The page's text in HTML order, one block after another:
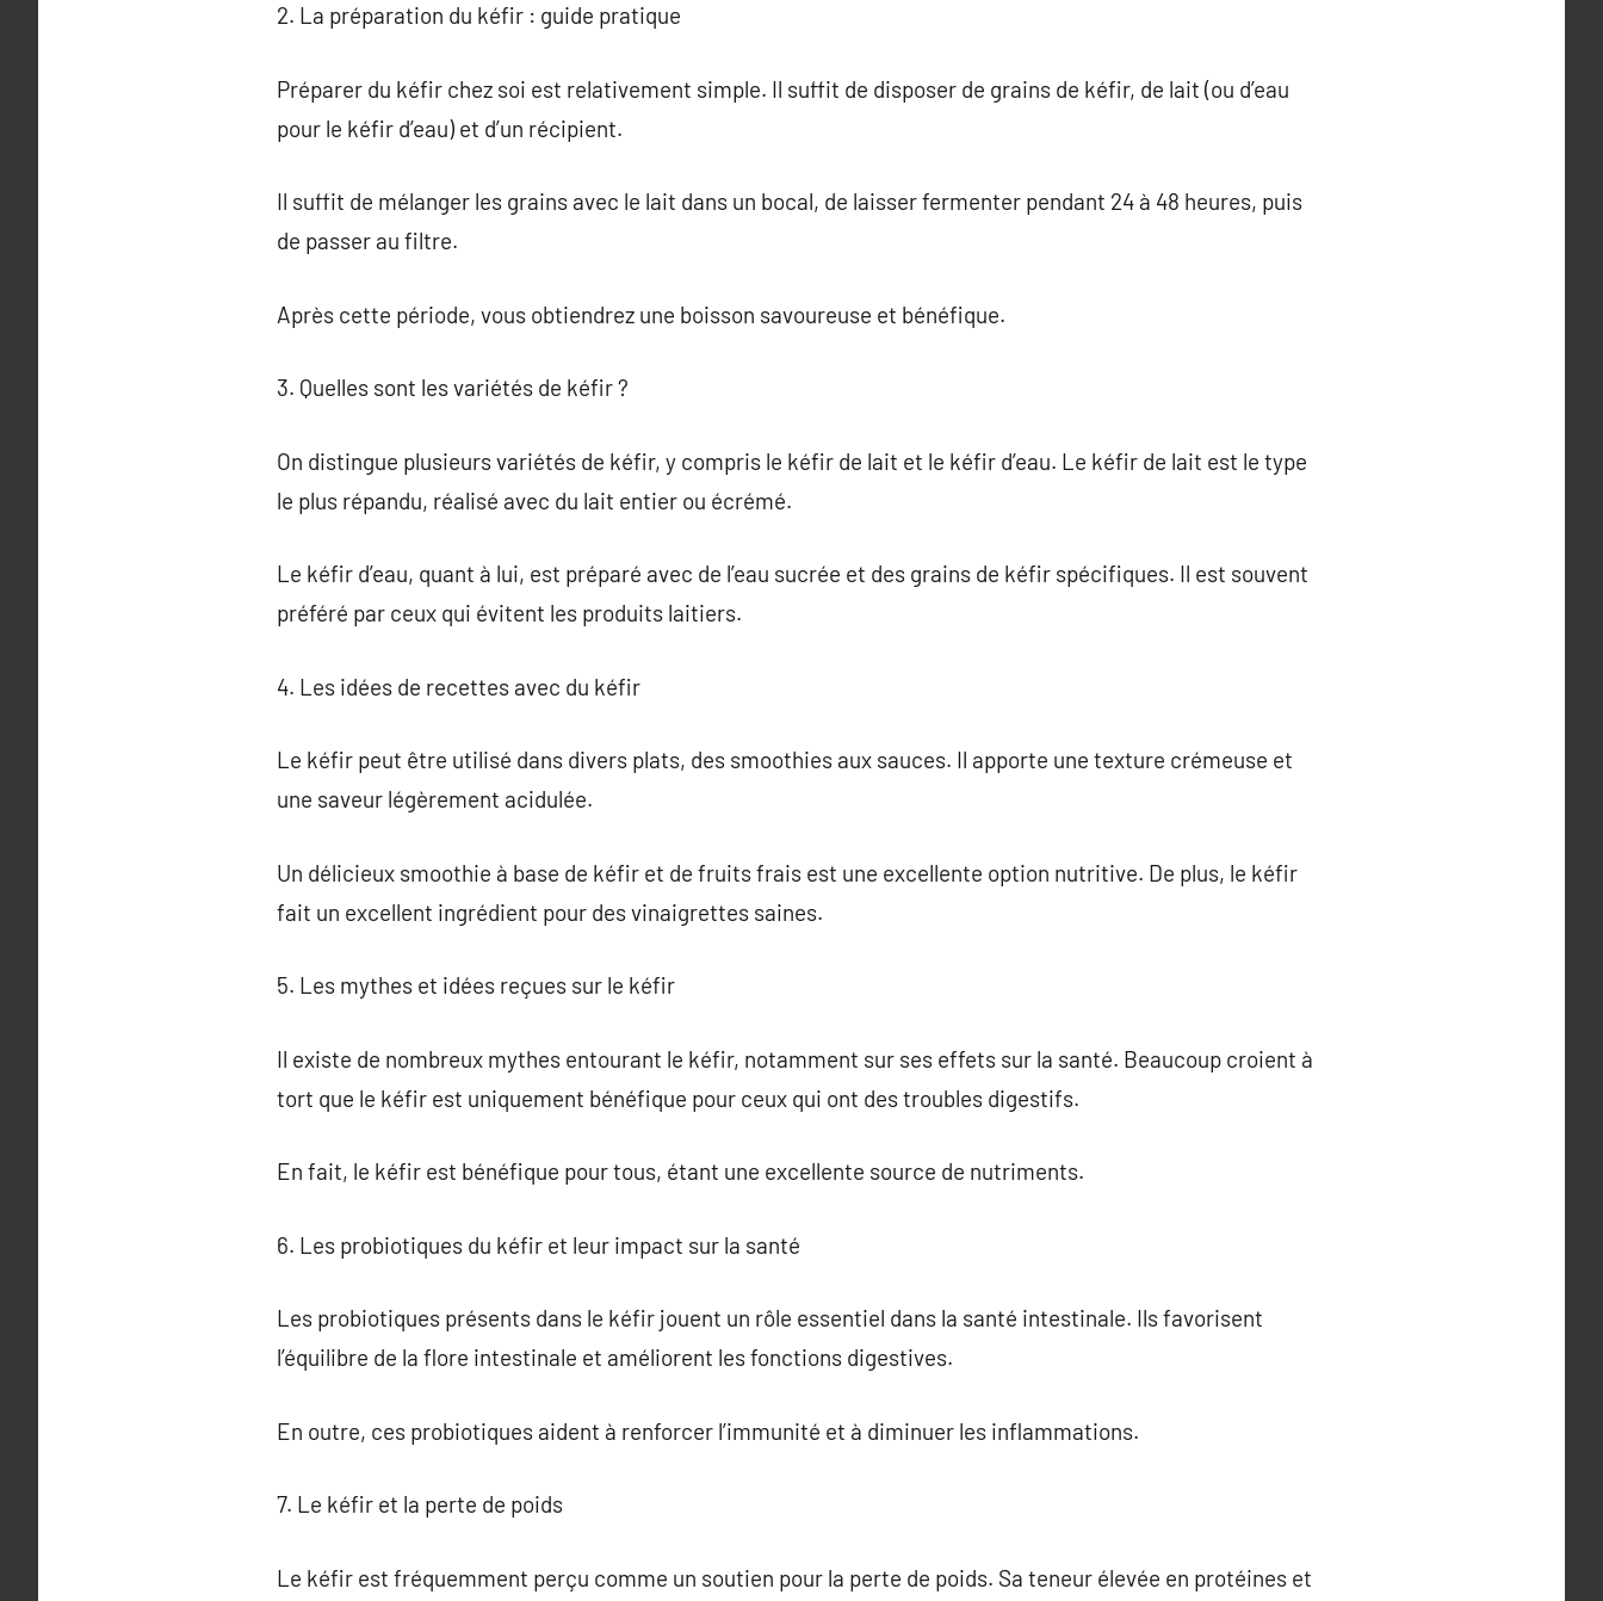
2. La préparation du kéfir : guide pratique
Préparer du kéfir chez soi est relativement simple. Il suffit de disposer de grains de kéfir, de lait (ou d’eau
pour le kéfir d’eau) et d’un récipient.
Il suffit de mélanger les grains avec le lait dans un bocal, de laisser fermenter pendant 24 à 48 heures, puis
de passer au filtre.
Après cette période, vous obtiendrez une boisson savoureuse et bénéfique.
3. Quelles sont les variétés de kéfir ?
On distingue plusieurs variétés de kéfir, y compris le kéfir de lait et le kéfir d’eau. Le kéfir de lait est le type
le plus répandu, réalisé avec du lait entier ou écrémé.
Le kéfir d’eau, quant à lui, est préparé avec de l’eau sucrée et des grains de kéfir spécifiques. Il est souvent
préféré par ceux qui évitent les produits laitiers.
4. Les idées de recettes avec du kéfir
Le kéfir peut être utilisé dans divers plats, des smoothies aux sauces. Il apporte une texture crémeuse et
une saveur légèrement acidulée.
Un délicieux smoothie à base de kéfir et de fruits frais est une excellente option nutritive. De plus, le kéfir
fait un excellent ingrédient pour des vinaigrettes saines.
5. Les mythes et idées reçues sur le kéfir
Il existe de nombreux mythes entourant le kéfir, notamment sur ses effets sur la santé. Beaucoup croient à
tort que le kéfir est uniquement bénéfique pour ceux qui ont des troubles digestifs.
En fait, le kéfir est bénéfique pour tous, étant une excellente source de nutriments.
6. Les probiotiques du kéfir et leur impact sur la santé
Les probiotiques présents dans le kéfir jouent un rôle essentiel dans la santé intestinale. Ils favorisent
l’équilibre de la flore intestinale et améliorent les fonctions digestives.
En outre, ces probiotiques aident à renforcer l’immunité et à diminuer les inflammations.
7. Le kéfir et la perte de poids
Le kéfir est fréquemment perçu comme un soutien pour la perte de poids. Sa teneur élevée en protéines et